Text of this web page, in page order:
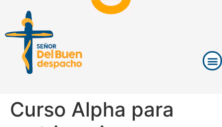
Curso Alpha para